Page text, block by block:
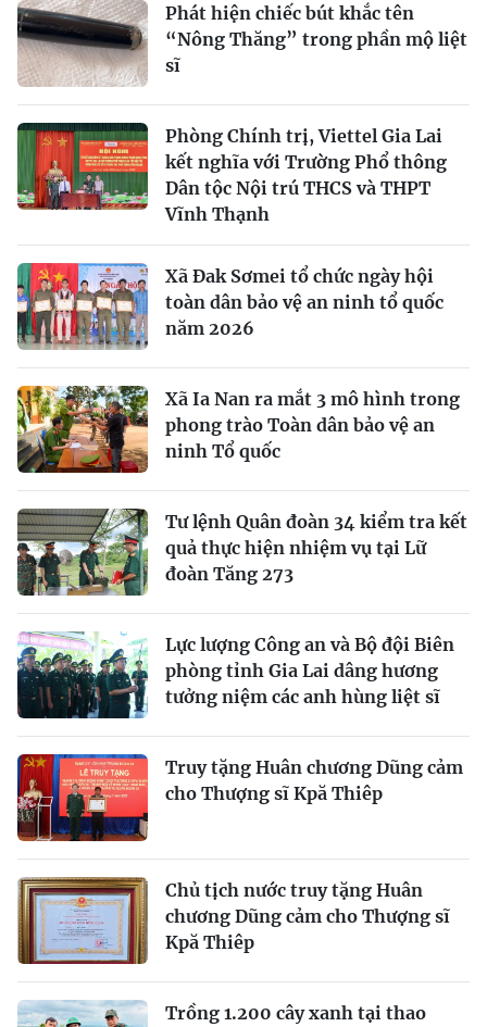
Phát hiện chiếc bút khắc tên
“Nông Thăng” trong phần mộ liệt
sĩ
Phòng Chính trị, Viettel Gia Lai
kết nghĩa với Trường Phổ thông
Dân tộc Nội trú THCS và THPT
Vĩnh Thạnh
Xã Đak Sơmei tổ chức ngày hội
toàn dân bảo vệ an ninh tổ quốc
năm 2026
Xã Ia Nan ra mắt 3 mô hình trong
phong trào Toàn dân bảo vệ an
ninh Tổ quốc
Tư lệnh Quân đoàn 34 kiểm tra kết
quả thực hiện nhiệm vụ tại Lữ
đoàn Tăng 273
Lực lượng Công an và Bộ đội Biên
phòng tỉnh Gia Lai dâng hương
tưởng niệm các anh hùng liệt sĩ
Truy tặng Huân chương Dũng cảm
cho Thượng sĩ Kpă Thiêp
Chủ tịch nước truy tặng Huân
chương Dũng cảm cho Thượng sĩ
Kpă Thiêp
Trồng 1.200 cây xanh tại thao